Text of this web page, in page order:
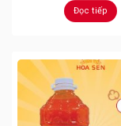
Đọc tiếp